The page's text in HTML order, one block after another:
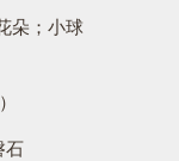
朵；小球
石